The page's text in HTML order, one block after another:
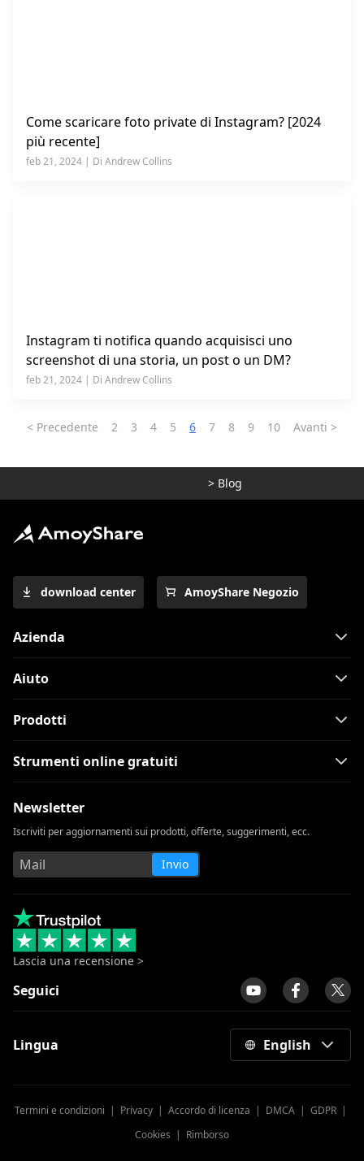
Come scaricare foto private di Instagram? [2024
più recente]
feb 21, 2024 | Di Andrew Collins
Instagram ti notifica quando acquisisci uno
screenshot di una storia, un post o un DM?
feb 21, 2024 | Di Andrew Collins
< Precedente 2 3 4 5 6 7 8 9 10 Avanti >
> Blog
download center AmoyShare Negozio
Azienda
Aiuto
Prodotti
Strumenti online gratuiti
Newsletter
Iscriviti per aggiornamenti sui prodotti, offerte, suggerimenti, ecc.
Invio
Lascia una recensione >
Seguici
Lingua English
Termini e condizioni | Privacy | Accordo di licenza | DMCA | GDPR |
Cookies | Rimborso